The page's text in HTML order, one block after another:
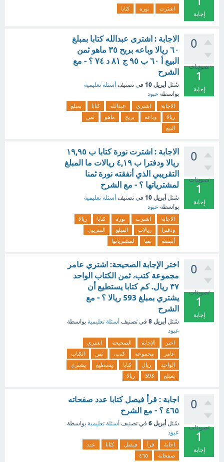
إجابة
اشترت نوره كتابا
0
تصويتات
1
إجابة
الاجابة : اشترى عبدالله كتابا بمبلغ
٦٠ ريالا وباعه بربح ٣٥ ماهو ثمن
البيع أ ٦٠ ب ٩٥ ج ٨١ د ٧٤ ؟ - مع
الشرح
سُئل أبريل 10 في تصنيف أسئلة تعليمية
بواسطة عبود
الاجابة اشترى عبدالله كتابا
بمبلغ
ريالا
وباعه بربح ماهو
ثمن
البيع
0
تصويتات
1
إجابة
الاجابة : اشترت نورة كتابا ب ١٩,٩٥
ريالا ودفترا ب ٤,١٩ ريالات ما المبلغ
التقريبي الذي أنفقته نورة ثمنا
لمشترياتها ؟ - مع الشرح
سُئل أبريل 10 في تصنيف أسئلة تعليمية
بواسطة عبود
الاجابة اشترت نورة كتابا
ريالا
ودفترا
ريالات المبلغ
التقريبي
أنفقته
ثمنا لمشترياتها
0
تصويتات
1
إجابة
اختر الإجابة الصحيحة: اشتري عامر
مجموعة كتب، ثمن الكتاب الواحد
٣٧ ريال. كم كتابا يستطيع أن
يشتري بمبلغ 593 ریالا ؟ - مع
الشرح
سُئل أبريل 8 في تصنيف أسئلة تعليمية بواسطة
عبود
اختر الإجابة الصحيحة
اشتري
عامر
مجموعة كتب، ثمن
الكتاب
الواحد
ريال كتابا يستطيع
يشتري
بمبلغ
593 ریالا
0
تصويتات
1
إجابة
اجابة : قرأ فيصل كتابا عدد صفحاته
٤٦٥ ؟ - مع الشرح
سُئل أبريل 6 في تصنيف أسئلة تعليمية بواسطة
عبود
اجابة قرأ فيصل كتابا
عدد
صفحاته
٤٦٥